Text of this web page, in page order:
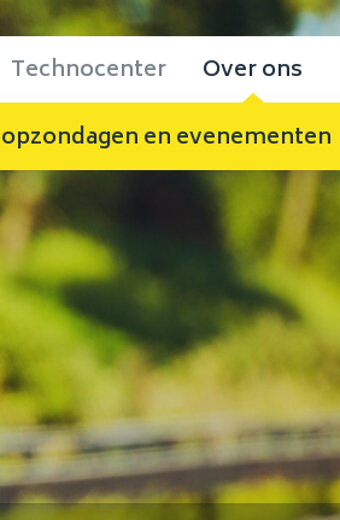
Technocenter
Over ons
en evenementen